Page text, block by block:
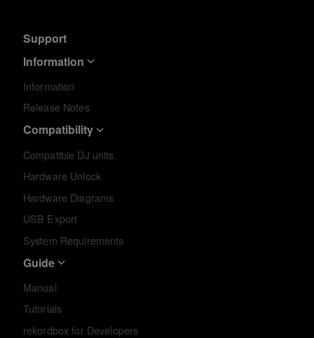
Support
Information
Information
Release Notes
Compatibility
Compatible DJ units
Hardware Unlock
Hardware Diagrams
USB Export
System Requirements
Guide
Manual
Tutorials
rekordbox for Developers